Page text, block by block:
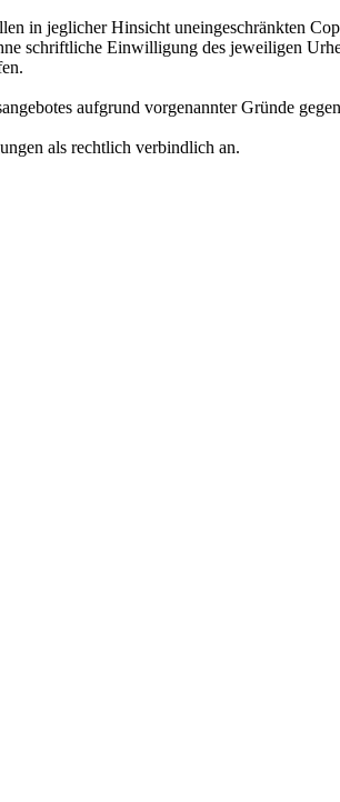
in jeglicher Hinsicht uneingeschränkten
schriftliche Einwilligung des jeweiligen
aufgrund vorgenannter Gründe
als rechtlich verbindlich an.